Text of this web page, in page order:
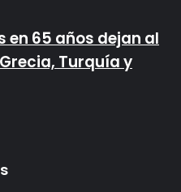
en 65 años dejan al
Turquía y